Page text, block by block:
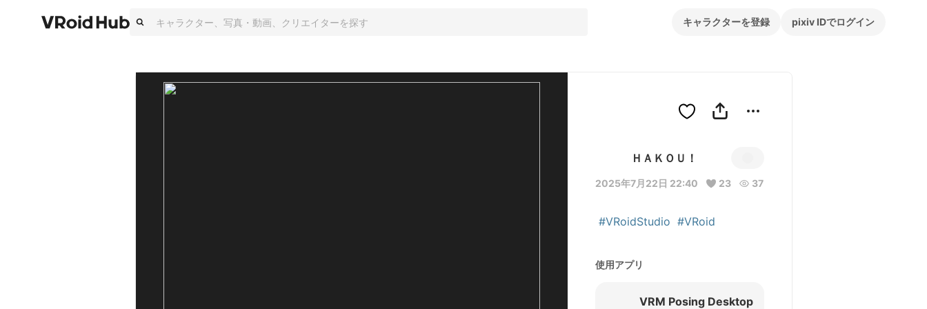
キャラクターを登録 pixiv IDでログイン
ＨＡＫＯＵ！
2025年7月22日 22:40 23 37
#VRoidStudio #VRoid
使用アプリ
VRM Posing Desktop